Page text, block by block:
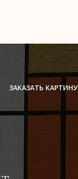
ЗАКАЗАТЬ КАРТИНУ